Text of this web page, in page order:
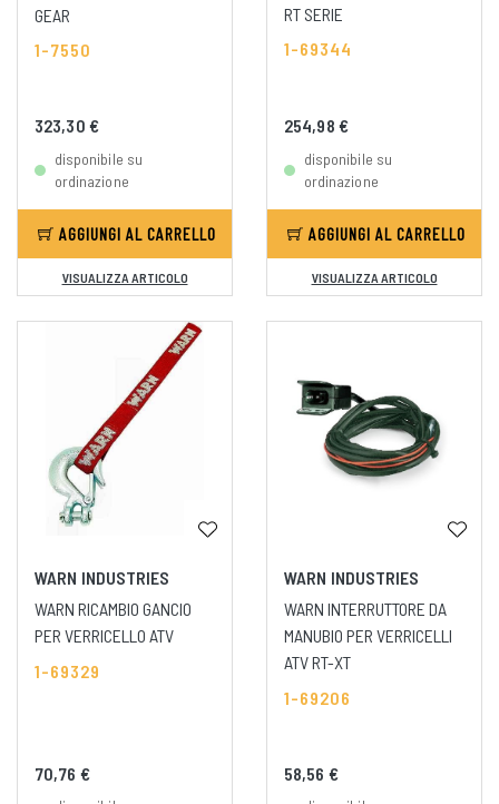
GEAR
1-7550
323,30 €
disponibile su
ordinazione
AGGIUNGI AL CARRELLO
VISUALIZZA ARTICOLO
RT SERIE
1-69344
254,98 €
disponibile su
ordinazione
AGGIUNGI AL CARRELLO
VISUALIZZA ARTICOLO
WARN INDUSTRIES
WARN RICAMBIO GANCIO
PER VERRICELLO ATV
1-69329
70,76 €
WARN INDUSTRIES
WARN INTERRUTTORE DA
MANUBIO PER VERRICELLI
ATV RT-XT
1-69206
58,56 €